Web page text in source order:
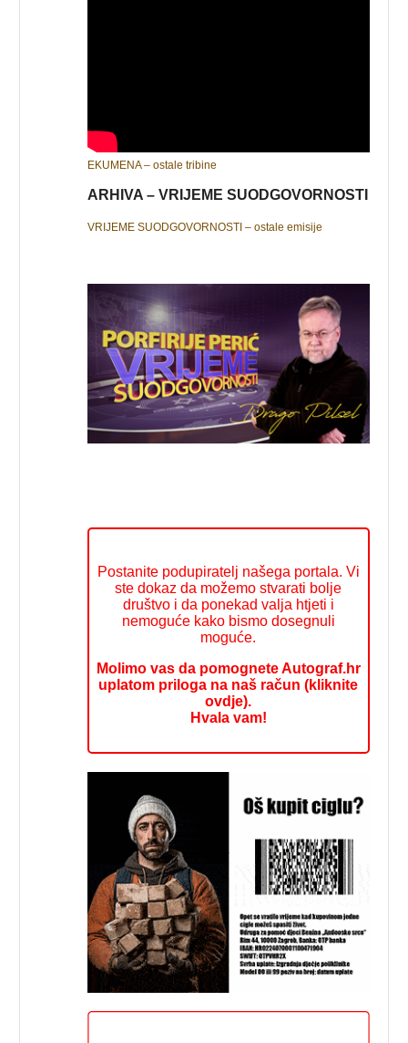
EKUMENA – ostale tribine
ARHIVA – VRIJEME SUODGOVORNOSTI
VRIJEME SUODGOVORNOSTI – ostale emisije
Postanite podupiratelj našega portala. Vi
ste dokaz da možemo stvarati bolje
društvo i da ponekad valja htjeti i
nemoguće kako bismo dosegnuli
moguće.
Molimo vas da pomognete Autograf.hr
uplatom priloga na naš račun (kliknite
ovdje).
Hvala vam!